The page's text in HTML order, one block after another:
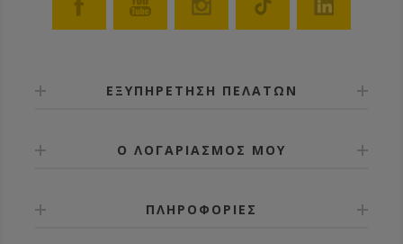
ΕΞΥΠΗΡΕΤΗΣΗ ΠΕΛΑΤΩΝ
Ο ΛΟΓΑΡΙΑΣΜΟΣ ΜΟΥ
ΠΛΗΡΟΦΟΡΙΕΣ